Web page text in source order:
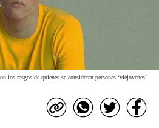
los rasgos de quienes se consideran personas ‘viejóvenes’